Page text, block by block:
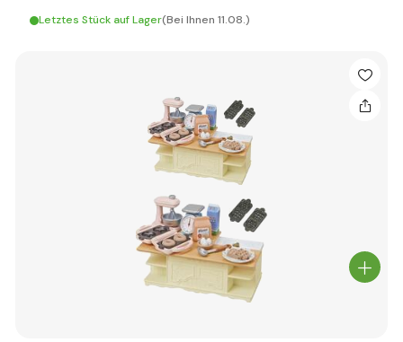
Letztes Stück auf Lager(Bei Ihnen 11.08.)